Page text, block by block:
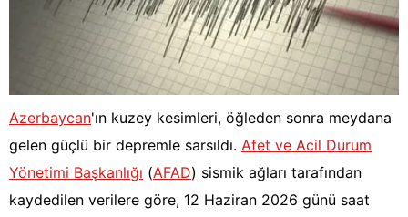
Azerbaycan'ın kuzey kesimleri, öğleden sonra meydana
gelen güçlü bir depremle sarsıldı. Afet ve Acil Durum
Yönetimi Başkanlığı (AFAD) sismik ağları tarafından
kaydedilen verilere göre, 12 Haziran 2026 günü saat